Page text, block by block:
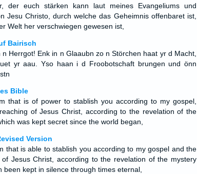
der euch stärken kann laut meines Evangeliums und
Jesu Christo, durch welche das Geheimnis offenbaret ist,
Welt her verschwiegen gewesen ist,
Bairisch
n Herrgot! Enk in n Glaaubn zo n Störchen haat yr d Macht,
yr aau. Yso haan i d Froobotschaft brungen und önn
Bible
that is of power to stablish you according to my gospel,
of Jesus Christ, according to the revelation of the
was kept secret since the world began,
Version
that is able to stablish you according to my gospel and the
of Jesus Christ, according to the revelation of the mystery
been kept in silence through times eternal,